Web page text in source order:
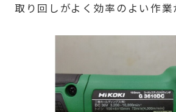
取り回しがよく効率のよい作業